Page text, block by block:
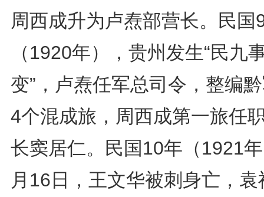
周西成升为卢焘部营长。民国
（1920年），贵州发生“民九
变”，卢焘任军总司令，整编
4个混成旅，周西成第一旅任
长窦居仁。民国10年（1921
月16日，王文华被刺身亡，袁